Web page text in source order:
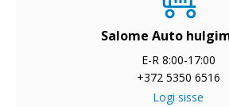
Salome Auto
E-R 8:00-17:00
+372 5350 6516
Logi sisse